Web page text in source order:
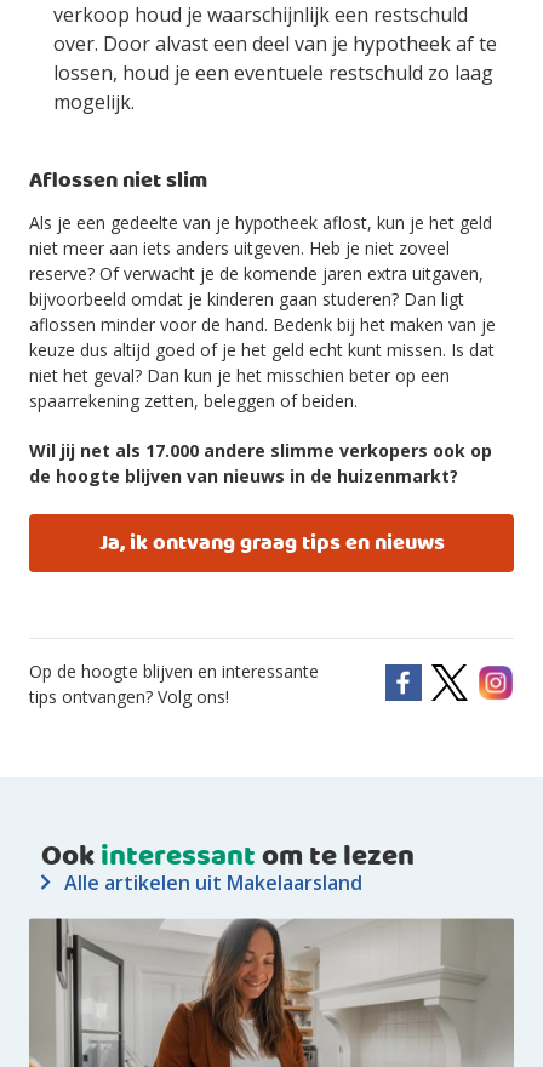
verkoop houd je waarschijnlijk een restschuld
over. Door alvast een deel van je hypotheek af te
lossen, houd je een eventuele restschuld zo laag
mogelijk.
Aflossen niet slim
Als je een gedeelte van je hypotheek aflost, kun je het geld
niet meer aan iets anders uitgeven. Heb je niet zoveel
reserve? Of verwacht je de komende jaren extra uitgaven,
bijvoorbeeld omdat je kinderen gaan studeren? Dan ligt
aflossen minder voor de hand. Bedenk bij het maken van je
keuze dus altijd goed of je het geld echt kunt missen. Is dat
niet het geval? Dan kun je het misschien beter op een
spaarrekening zetten, beleggen of beiden.
Wil jij net als 17.000 andere slimme verkopers ook op
de hoogte blijven van nieuws in de huizenmarkt?
Ja, ik ontvang graag tips en nieuws
Op de hoogte blijven en interessante
tips ontvangen? Volg ons!
Ookinteressantom te lezen
Alle artikelen uit Makelaarsland